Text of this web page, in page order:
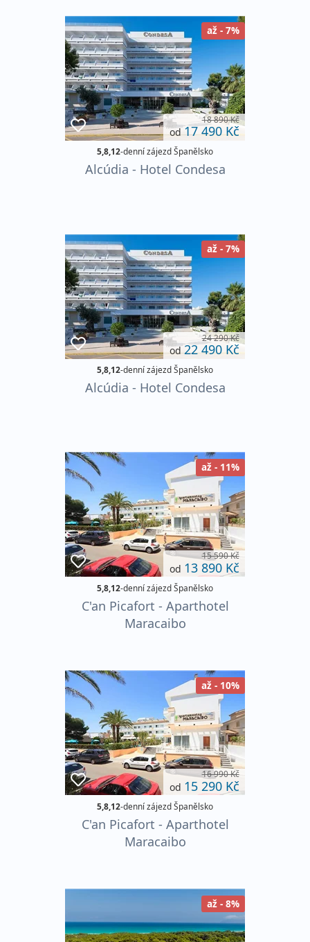
až - 7%
18 890 Kč
od17 490 Kč
5,8,12-denní zájezd Španělsko
Alcúdia - Hotel Condesa
až - 7%
24 290 Kč
od22 490 Kč
5,8,12-denní zájezd Španělsko
Alcúdia - Hotel Condesa
až - 11%
15 590 Kč
od 13 890 Kč
5,8,12-denní zájezd Španělsko
C'an Picafort - Aparthotel
Maracaibo
až - 10%
16 990 Kč
od 15 290 Kč
5,8,12-denní zájezd Španělsko
C'an Picafort - Aparthotel
Maracaibo
až - 8%